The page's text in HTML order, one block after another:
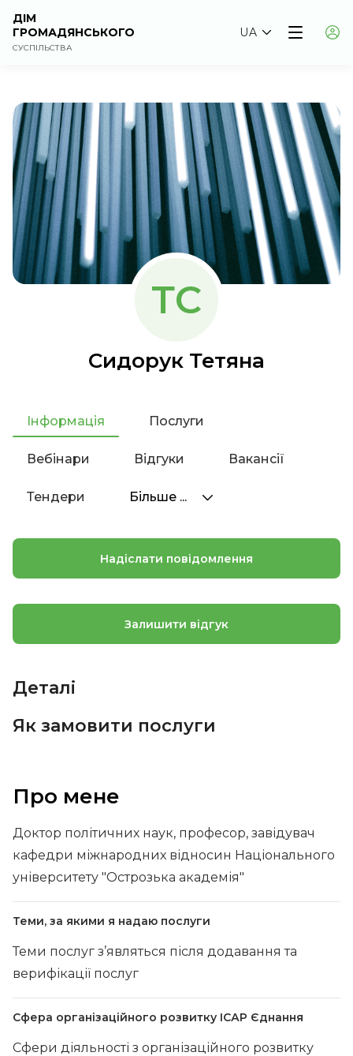
ДІМ
ГРОМАДЯНСЬКОГО
СУСПІЛЬСТВА
UA
ТС
Сидорук Тетяна
Інформація Послуги
Вебінари Відгуки Вакансії
Тендери Більше ...
Про мене
Доктор політичних наук, професор, завідувач
кафедри міжнародних відносин Національного
університету "Острозька академія"
Теми, за якими я надаю послуги
Теми послуг з’являться після додавання та
верифікації послуг
Сфера організаційного розвитку ІСАР Єднання
Сфери діяльності з організаційного розвитку
Надіслати повідомлення
Залишити відгук
Деталі
Як замовити послуги